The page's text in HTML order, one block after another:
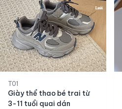
T01
Giày thể thao bé trai từ
3-11 tuổi quai dán